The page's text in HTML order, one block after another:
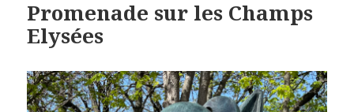
Promenade sur les Champs
Elysées